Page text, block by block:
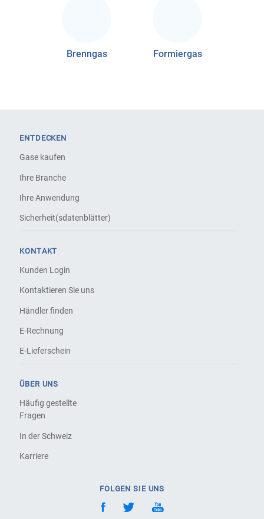
Brenngas Formiergas
ENTDECKEN
Gase kaufen
Ihre Branche
Ihre Anwendung
Sicherheit(sdatenblätter)
KONTAKT
Kunden Login
Kontaktieren Sie uns
Händler finden
E-Rechnung
E-Lieferschein
ÜBER UNS
Häufig gestellte
Fragen
In der Schweiz
Karriere
FOLGEN SIE UNS